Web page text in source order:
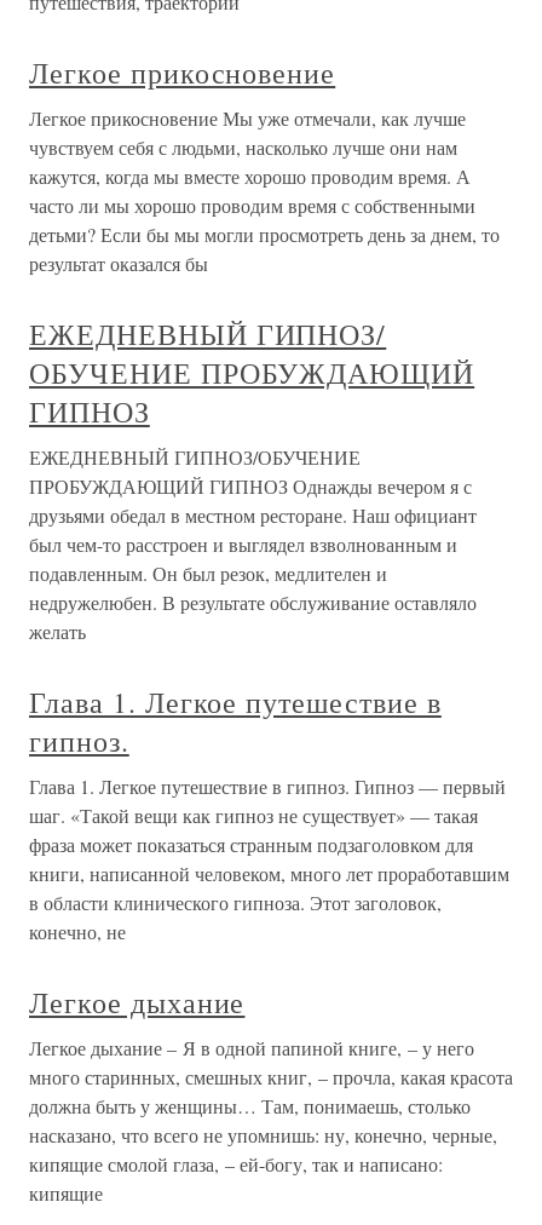
Легкое прикосновение
Легкое прикосновение Мы уже отмечали, как лучше
чувствуем себя с людьми, насколько лучше они нам
кажутся, когда мы вместе хоро­шо проводим время. А
часто ли мы хорошо проводим вре­мя с собственными
детьми? Если бы мы могли просмотреть день за днем, то
результат оказался бы
ЕЖЕДНЕВНЫЙ ГИПНОЗ/
ОБУЧЕНИЕ ПРОБУЖДАЮЩИЙ
ГИПНОЗ
ЕЖЕДНЕВНЫЙ ГИПНОЗ/ОБУЧЕНИЕ
ПРОБУЖДАЮЩИЙ ГИПНОЗ Однажды вечером я с
друзьями обедал в местном ресторане. Наш официант
был чем-то расстроен и выглядел взволнованным и
подавленным. Он был резок, медлителен и
недружелюбен. В результате обслуживание оставляло
желать
Глава 1. Легкое путешествие в
гипноз.
Глава 1. Легкое путешествие в гипноз. Гипноз — первый
шаг. «Такой вещи как гипноз не существует» — такая
фраза может показаться странным подзаголовком для
книги, написанной человеком, много лет проработавшим
в области клинического гипноза. Этот заголовок,
конечно, не
Легкое дыхание
Легкое дыхание – Я в одной папиной книге, – у него
много старинных, смешных книг, – прочла, какая красота
должна быть у женщины… Там, понимаешь, столько
насказано, что всего не упомнишь: ну, конечно, черные,
кипящие смолой глаза, – ей-богу, так и написано:
кипящие